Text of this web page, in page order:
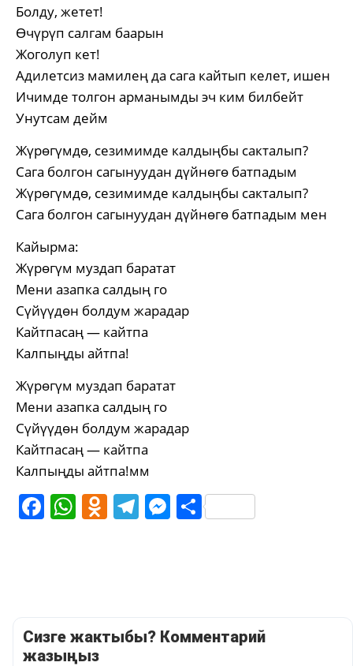
Болду, жетет!
Өчүрүп салгам баарын
Жоголуп кет!
Адилетсиз мамилең да сага кайтып келет, ишен
Ичимде толгон арманымды эч ким билбейт
Унутсам дейм
Жүрөгүмдө, сезимимде калдыңбы сакталып?
Сага болгон сагынуудан дүйнөгө батпадым
Жүрөгүмдө, сезимимде калдыңбы сакталып?
Сага болгон сагынуудан дүйнөгө батпадым мен
Кайырма:
Жүрөгүм муздап баратат
Мени азапка салдың го
Сүйүүдөн болдум жарадар
Кайтпасаң — кайтпа
Калпыңды айтпа!
Жүрөгүм муздап баратат
Мени азапка салдың го
Сүйүүдөн болдум жарадар
Кайтпасаң — кайтпа
Калпыңды айтпа!мм
Facebook
WhatsApp
Odnoklassniki
Telegram
Messenger
Share
Сизге жактыбы? Комментарий
жазыңыз